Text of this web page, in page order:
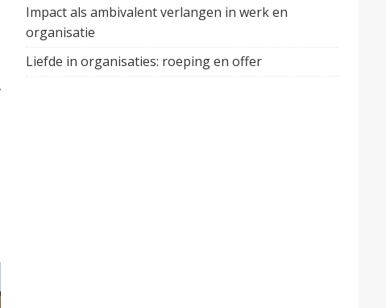
Impact als ambivalent verlangen in werk en
organisatie
Liefde in organisaties: roeping en offer